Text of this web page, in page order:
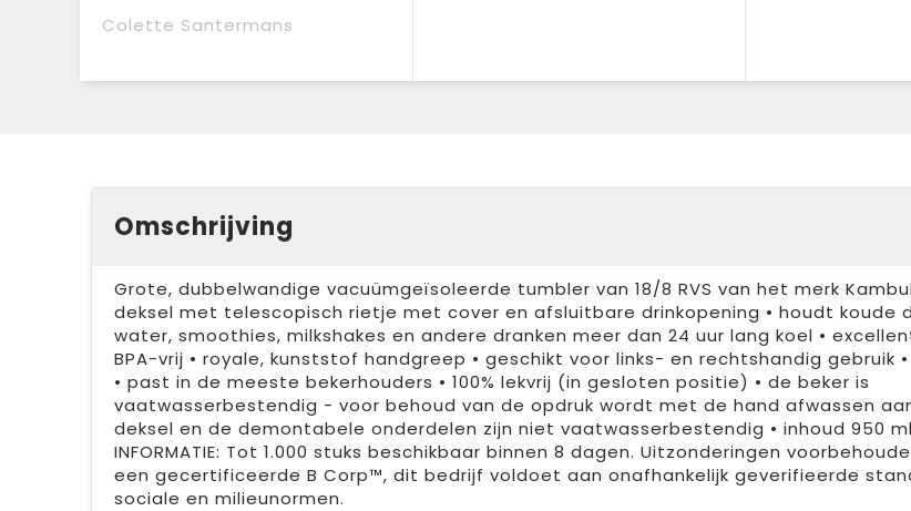
Colette Santermans
Omschrijving
Grote, dubbelwandige vacuümgeïsoleerde tumbler van 18/8 RVS van het merk
deksel met telescopisch rietje met cover en afsluitbare drinkopening • houdt koude
water, smoothies, milkshakes en andere dranken meer dan 24 uur lang koel •
BPA-vrij • royale, kunststof handgreep • geschikt voor links- en rechtshandig gebruik
• past in de meeste bekerhouders • 100% lekvrij (in gesloten positie) • de beker is
vaatwasserbestendig - voor behoud van de opdruk wordt met de hand afwassen
deksel en de demontabele onderdelen zijn niet vaatwasserbestendig • inhoud 950 ml.
INFORMATIE: Tot 1.000 stuks beschikbaar binnen 8 dagen. Uitzonderingen
een gecertificeerde B Corp™, dit bedrijf voldoet aan onafhankelijk geverifieerde
sociale en milieunormen.